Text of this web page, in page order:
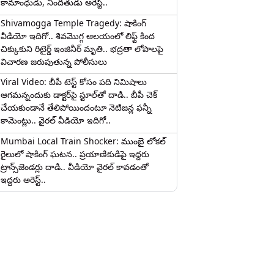
Shivamogga Temple Tragedy: షాకింగ్
వీడియో ఇదిగో.. శివమొగ్గ ఆలయంలో లిఫ్ట్ కింద
చిక్కుకుని రిటైర్డ్ ఇంజినీర్ మృతి.. భద్రతా లోపాలపై
విచారణ జరుపుతున్న పోలీసులు
Viral Video: బీపీ టెస్ట్‌ కోసం పది నిమిషాలు
ఆగమన్నందుకు డాక్టర్‌పై స్టూల్‌తో దాడి.. బీపీ చెక్
చేయకుండానే తేలిపోయిందంటూ నెటిజన్ల ఫన్నీ
కామెంట్లు.. వైరల్ వీడియో ఇదిగో..
Mumbai Local Train Shocker: ముంబై లోకల్
రైలులో షాకింగ్ ఘటన.. ప్రయాణికుడిపై ఇద్దరు
ట్రాన్స్‌జెండర్లు దాడి.. వీడియో వైరల్ కావడంతో
ఇద్దరు అరెస్ట్..